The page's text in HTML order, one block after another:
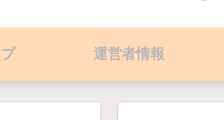
運営者情報